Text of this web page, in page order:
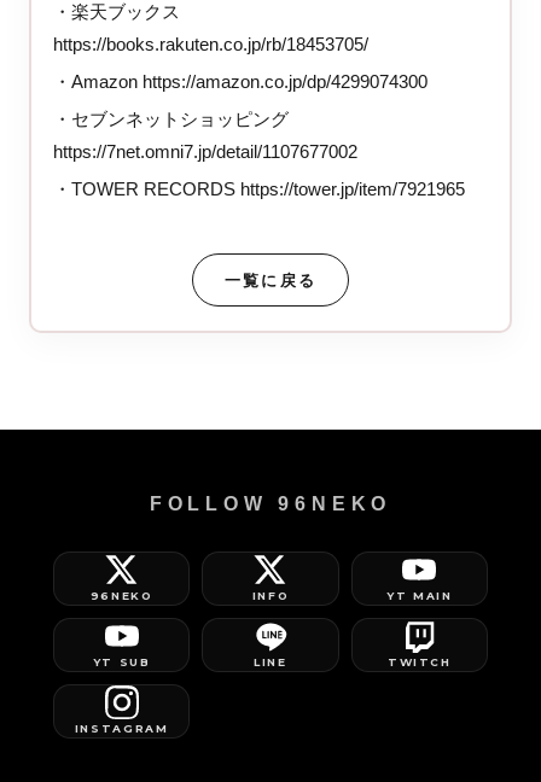
・楽天ブックス
https://books.rakuten.co.jp/rb/18453705/
・Amazon https://amazon.co.jp/dp/4299074300
・セブンネットショッピング
https://7net.omni7.jp/detail/1107677002
・TOWER RECORDS https://tower.jp/item/7921965
一覧に戻る
FOLLOW 96NEKO
96NEKO INFO YT MAIN
YT SUB LINE TWITCH
INSTAGRAM